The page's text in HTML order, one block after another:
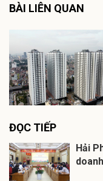
BÀI LIÊN QUAN
ĐỌC TIẾP
Hải